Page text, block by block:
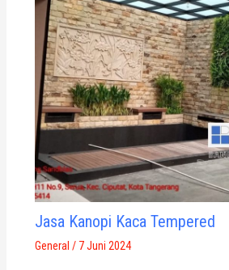
Jasa Kanopi Kaca Tempered
General / 7 Juni 2024